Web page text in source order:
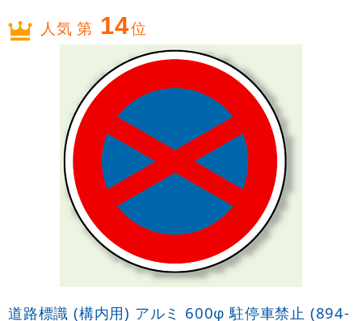
人気 第 14位
道路標識 (構内用) アルミ 600φ 駐停車禁止 (894-